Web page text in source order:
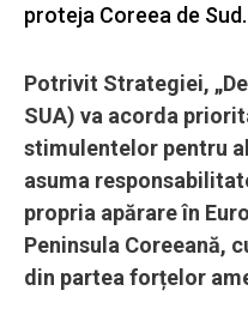
proteja Coreea de Sud.
Potrivit Strategiei,
SUA) va acorda
stimulentelor pentru
asuma
propria apărare în
Peninsula Coreeană,
din partea forțelor